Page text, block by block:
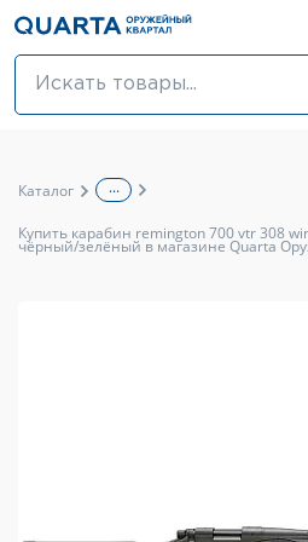
Оптовикам
Каталог ...
Купить карабин remington 700 vtr 308
чёрный/зелёный в магазине Quarta